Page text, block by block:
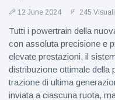
12 June 2024 245
Tutti i powertrain della
con assoluta precisione e
elevate prestazioni, il
distribuzione ottimale della
trazione di ultima
inviata a ciascuna ruota,